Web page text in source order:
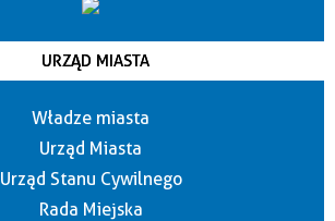
URZĄD MIASTA
Władze miasta
Urząd Miasta
Urząd Stanu Cywilnego
Rada Miejska